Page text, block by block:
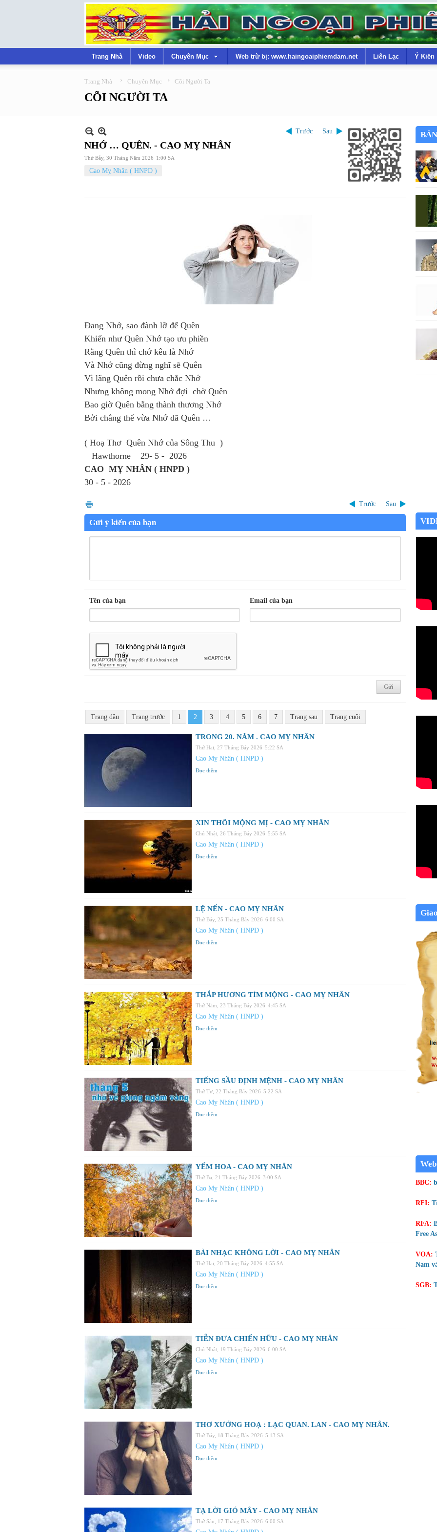
Trang Nhà Video Chuyên Mục Web trừ bị: www.haingoaiphiemdam.net Liên Lạc Ý Kiến
Trang Nhà › Chuyên Mục › Cõi Người Ta
CÕI NGƯỜI TA
Trước Sau
NHỚ … QUÊN. - CAO MỴ NHÂN
Thứ Bảy, 30 Tháng Năm 2026 1:00 SA
Cao Mỵ Nhân ( HNPD )
Đang Nhớ, sao đành lỡ để Quên
Khiến như Quên Nhớ tạo ưu phiền
Rằng Quên thì chớ kêu là Nhớ
Và Nhớ cũng đừng nghĩ sẽ Quên
Vì lãng Quên rồi chưa chắc Nhớ
Nhưng không mong Nhớ đợi chờ Quên
Bao giờ Quên bẵng thành thương Nhớ
Bởi chẳng thể vừa Nhớ đã Quên …
( Hoạ Thơ Quên Nhớ của Sông Thu )
Hawthorne 29- 5 - 2026
CAO MỴ NHÂN ( HNPD )
30 - 5 - 2026
Trước Sau
Gửi ý kiến của bạn
Tên của bạn Email của bạn
Trang đầu Trang trước 1 2 3 4 5 6 7 Trang sau Trang cuối
TRONG 20. NĂM . CAO MỴ NHÂN
Thứ Hai, 27 Tháng Bảy 2026 5:22 SA
Cao Mỵ Nhân ( HNPD )
Đọc thêm
XIN THÔI MỘNG MỊ - CAO MỴ NHÂN
Chủ Nhật, 26 Tháng Bảy 2026 5:55 SA
Cao Mỵ Nhân ( HNPD )
Đọc thêm
LỆ NẾN - CAO MỴ NHÂN
Thứ Bảy, 25 Tháng Bảy 2026 6:00 SA
Cao Mỵ Nhân ( HNPD )
Đọc thêm
THẮP HƯƠNG TÌM MỘNG - CAO MỴ NHÂN
Thứ Năm, 23 Tháng Bảy 2026 4:45 SA
Cao Mỵ Nhân ( HNPD )
Đọc thêm
TIẾNG SẦU ĐỊNH MỆNH - CAO MỴ NHÂN
Thứ Tư, 22 Tháng Bảy 2026 5:22 SA
Cao Mỵ Nhân ( HNPD )
Đọc thêm
YẾM HOA - CAO MỴ NHÂN
Thứ Ba, 21 Tháng Bảy 2026 3:00 SA
Cao Mỵ Nhân ( HNPD )
Đọc thêm
BÀI NHẠC KHÔNG LỜI - CAO MỴ NHÂN
Thứ Hai, 20 Tháng Bảy 2026 4:55 SA
Cao Mỵ Nhân ( HNPD )
Đọc thêm
TIỄN ĐƯA CHIẾN HỮU - CAO MỴ NHÂN
Chủ Nhật, 19 Tháng Bảy 2026 6:00 SA
Cao Mỵ Nhân ( HNPD )
Đọc thêm
THƠ XƯỚNG HOẠ : LẠC QUAN. LAN - CAO MỴ NHÂN.
Thứ Bảy, 18 Tháng Bảy 2026 5:13 SA
Cao Mỵ Nhân ( HNPD )
Đọc thêm
TẠ LỜI GIÓ MÂY - CAO MỴ NHÂN
Thứ Sáu, 17 Tháng Bảy 2026 6:00 SA
BBC:
RFI:
RFA:
Free
VOA:
Nam
SGB: